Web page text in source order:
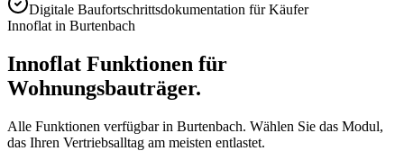
Digitale Baufortschrittsdokumentation für Käufer
Innoflat in Burtenbach
Innoflat Funktionen für
Wohnungsbauträger.
Alle Funktionen verfügbar in Burtenbach. Wählen Sie das Modul,
das Ihren Vertriebsalltag am meisten entlastet.